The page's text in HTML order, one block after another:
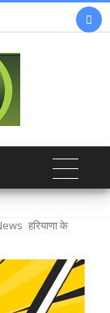

हरियाणा के